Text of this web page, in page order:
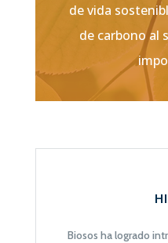
de vida
de carbono al
Biosos ha logrado